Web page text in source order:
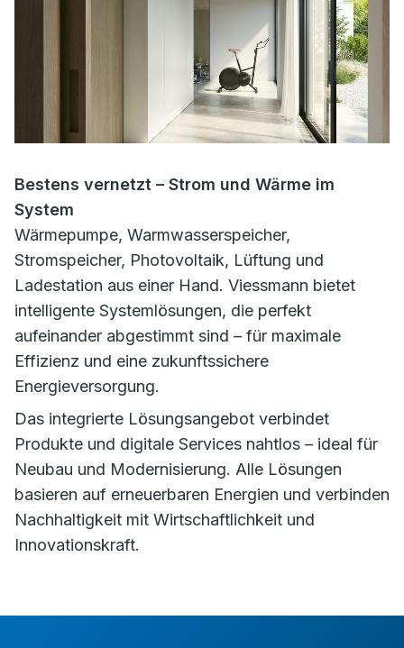
Bestens vernetzt – Strom und Wärme im
System
Wärmepumpe, Warmwasserspeicher,
Stromspeicher, Photovoltaik, Lüftung und
Ladestation aus einer Hand. Viessmann bietet
intelligente Systemlösungen, die perfekt
aufeinander abgestimmt sind – für maximale
Effizienz und eine zukunftssichere
Energieversorgung.
Das integrierte Lösungsangebot verbindet
Produkte und digitale Services nahtlos – ideal für
Neubau und Modernisierung. Alle Lösungen
basieren auf erneuerbaren Energien und verbinden
Nachhaltigkeit mit Wirtschaftlichkeit und
Innovationskraft.